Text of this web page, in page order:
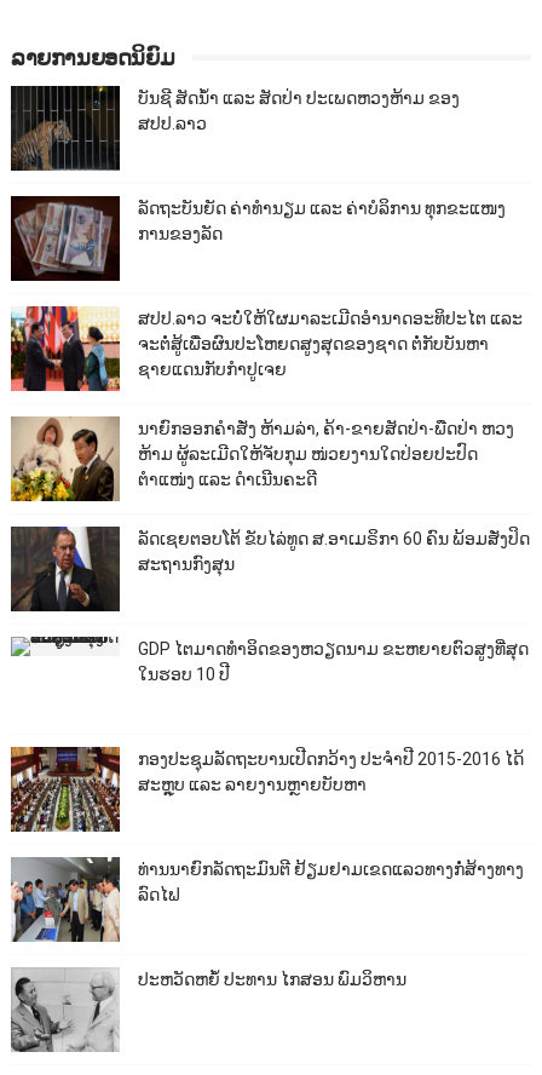
ລາຍການຍອດນິຍົມ
ບັນຊີ ສັດນ້ຳ ແລະ ສັດປ່າ ປະເພດຫວງຫ້າມ ຂອງ
ສປປ.ລາວ
ລັດຖະບັນຍັດ ຄ່າທຳນຽມ ແລະ ຄ່າບໍລິການ ທຸກຂະແໜງ
ການຂອງລັດ
ສປປ.ລາວ ຈະບໍ່ໃຫ້ໃຜມາລະເມີດອຳນາດອະທິປະໄຕ ແລະ
ຈະຕໍ່ສູ້ເພື່ອຜົນປະໂຫຍດສູງສຸດຂອງຊາດ ຕໍ່ກັບບັນຫາ
ຊາຍແດນກັບກຳປູເຈຍ
ນາຍົກອອກຄຳສັ່ງ ຫ້າມລ່າ, ຄ້າ-ຂາຍສັດປ່າ-ພືດປ່າ ຫວງ
ຫ້າມ ຜູ້ລະເມີດໃຫ້ຈັບກຸມ ໜ່ວຍງານໃດປ່ອຍປະປົດ
ຕຳແໜ່ງ ແລະ ດຳເນີນຄະດີ
ລັດເຊຍຕອບໂຕ້ ຂັບໄລ່ທູດ ສ.ອາເມຣິກາ 60 ຄົນ ພ້ອມສັ່ງປິດ
ສະຖານກົງສຸນ
GDP ໄຕມາດທຳອິດຂອງຫວຽດນາມ ຂະຫຍາຍຕົວສູງທີ່ສຸດ
ໃນຮອບ 10​ ປີ
ກອງປະຊຸມລັດຖະບານເປີດກວ້າງ ປະຈຳປີ 2015-2016 ໄດ້
ສະຫຼຸບ ແລະ ລາຍງານຫຼາຍບັບຫາ
ທ່ານນາຍົກລັດຖະມົນຕີ ຢ້ຽມຢາມເຂດແລວທາງກໍ່ສ້າງທາງ
ລົດໄຟ
ປະຫວັດຫຍໍ້ ປະທານ ໄກສອນ ພົມວິຫານ